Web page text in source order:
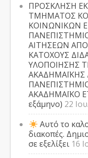
ΠΡΟΣΚΛΗΣΗ
ΤΜΗΜΑΤΟΣ
ΚΟΙΝΩΝΙΚΩΝ
ΑΙΤΗΣΕΩΝ
ΚΑΤΟΧΟΥΣ
ΥΛΟΠΟΙΗΣΗΣ
ΑΚΑΔΗΜΑΪΚΗΣ
ΑΚΑΔΗΜΑΪΚΟ
εξάμηνο) 22
Αυτό το
διακοπές.
σε εξελίξει 16